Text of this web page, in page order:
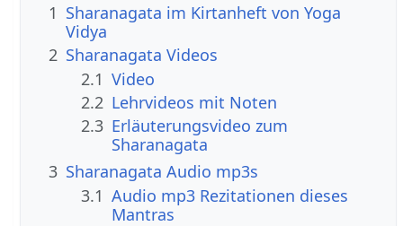
1 Sharanagata im Kirtanheft von Yoga
Vidya
2 Sharanagata Videos
2.1 Video
2.2 Lehrvideos mit Noten
2.3 Erläuterungsvideo zum
Sharanagata
3 Sharanagata Audio mp3s
3.1 Audio mp3 Rezitationen dieses
Mantras